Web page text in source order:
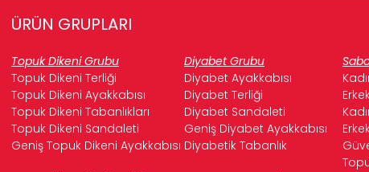
ÜRÜN GRUPLARI
Topuk Dikeni Grubu Diyabet Grubu
Topuk Dikeni Terliği
Diyabet Ayakkabısı
Topuk Dikeni Ayakkabısı
Diyabet Terliği
Topuk Dikeni Tabanlıkları
Diyabet Sandaleti
Topuk Dikeni Sandaleti
Geniş Diyabet Ayakkabısı
Geniş Topuk Dikeni Ayakkabısı Diyabetik Tabanlık